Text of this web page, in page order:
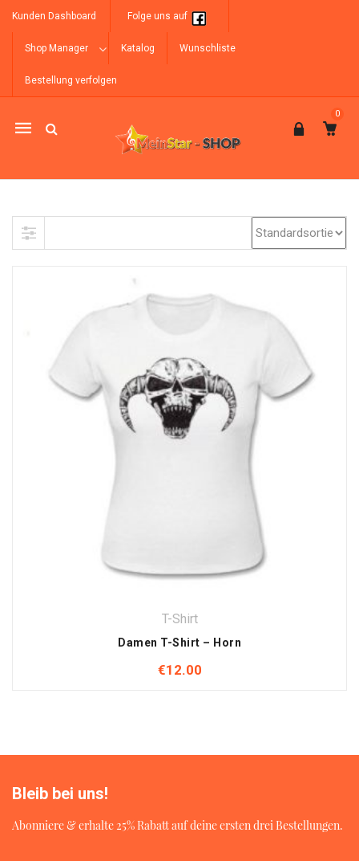
Kunden Dashboard Folge uns auf
Shop Manager Katalog Wunschliste
Bestellung verfolgen
Mobile
0
Skip to content
T-Shirt
Damen T-Shirt – Horn
€12.00
Bleib bei uns!
Abonniere & erhalte 25% Rabatt auf deine ersten drei Bestellungen.